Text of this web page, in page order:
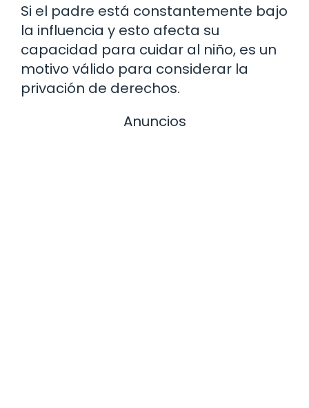
Si el padre está constantemente bajo
la influencia y esto afecta su
capacidad para cuidar al niño, es un
motivo válido para considerar la
privación de derechos.
Anuncios